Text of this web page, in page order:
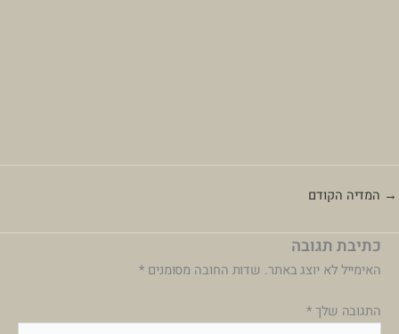
→ המדיה הקודם
כתיבת תגובה
האימייל לא יוצג באתר. שדות החובה מסומנים *
התגובה שלך*